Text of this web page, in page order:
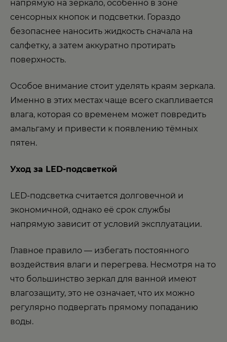
напрямую на зеркало, особенно в зоне
сенсорных кнопок и подсветки. Гораздо
безопаснее наносить жидкость сначала на
салфетку, а затем аккуратно протирать
поверхность.
Особое внимание стоит уделять краям зеркала.
Именно в этих местах чаще всего скапливается
влага, которая со временем может повредить
амальгаму и привести к появлению тёмных
пятен.
Уход за LED-подсветкой
LED-подсветка считается долговечной и
экономичной, однако её срок службы
напрямую зависит от условий эксплуатации.
Главное правило — избегать постоянного
воздействия влаги и перегрева. Несмотря на то
что большинство зеркал для ванной имеют
влагозащиту, это не означает, что их можно
регулярно подвергать прямому попаданию
воды.